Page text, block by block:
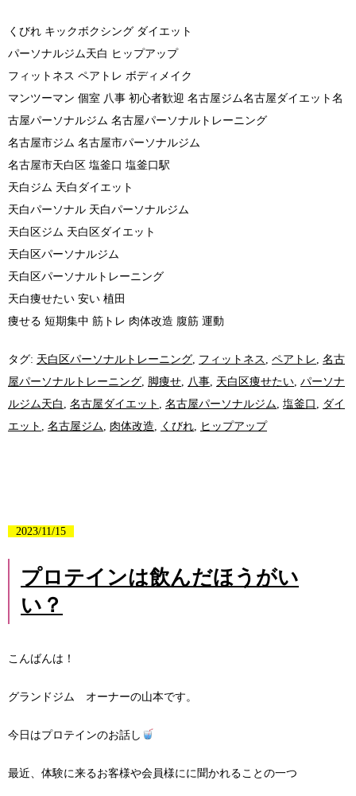
くびれ キックボクシング ダイエット
パーソナルジム天白 ヒップアップ
フィットネス ペアトレ ボディメイク
マンツーマン 個室 八事 初心者歓迎 名古屋ジム名古屋ダイエット名
古屋パーソナルジム 名古屋パーソナルトレーニング
名古屋市ジム 名古屋市パーソナルジム
名古屋市天白区 塩釜口 塩釜口駅
天白ジム 天白ダイエット
天白パーソナル 天白パーソナルジム
天白区ジム 天白区ダイエット
天白区パーソナルジム
天白区パーソナルトレーニング
天白痩せたい 安い 植田
痩せる 短期集中 筋トレ 肉体改造 腹筋 運動
タグ: 天白区パーソナルトレーニング フィットネス ペアトレ 名古
屋パーソナルトレーニング 脚痩せ 八事 天白区痩せたい パーソナ
ルジム天白
名古屋ダイエット 名古屋パーソナルジム 塩釜口
ダイ
エット
名古屋ジム 肉体改造 くびれ ヒップアップ
2023/11/15
プロテインは飲んだほうがい
い？
こんばんは！
グランドジム オーナーの山本です。
今日はプロテインのお話し
最近、体験に来るお客様や会員様にに聞かれることの一つ